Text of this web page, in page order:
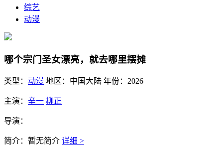
综艺
动漫
哪个宗门圣女漂亮，就去哪里摆摊
类型： 动漫 地区： 中国大陆 年份： 2026
主演： 辛一 柳正
导演：
简介： 暂无简介 详细 >